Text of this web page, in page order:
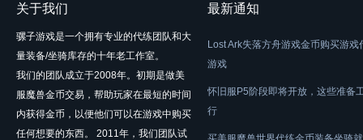
关于我们
骡子游戏是一个拥有专业的代练团队和大
量装备/坐骑库存的十年老工作室。
我们的团队成立于2008年。初期是做美
服魔兽金币交易，帮助玩家在最短的时间
内获得金币，以便他们可以在游戏中购买
任何想要的东西。 2011年，我们团队试
最新通知
Lost Ark失落方舟游戏金币购买游戏
游戏
怀旧服P5阶段即将开放，这些准备
行